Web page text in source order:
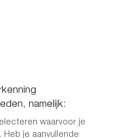
namelijk:
waarvoor je
je aanvullende